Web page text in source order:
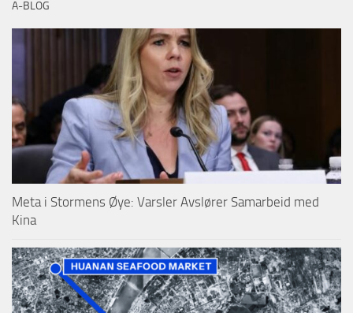
A-BLOG
Meta i Stormens Øye: Varsler Avslører Samarbeid med
Kina